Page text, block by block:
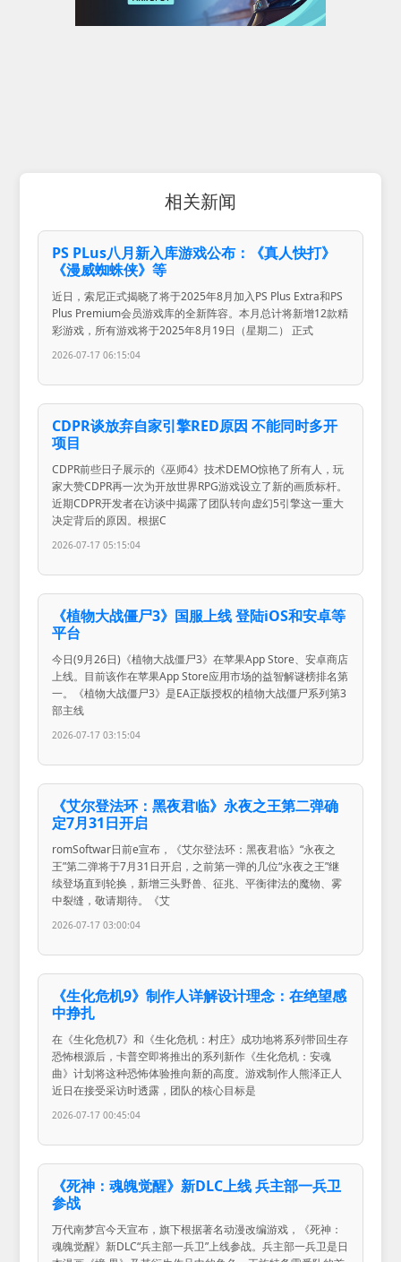
相关新闻
PS PLus八月新入库游戏公布：《真人快打》
《漫威蜘蛛侠》等
近日，索尼正式揭晓了将于2025年8月加入PS Plus Extra和PS
Plus Premium会员游戏库的全新阵容。本月总计将新增12款精
彩游戏，所有游戏将于2025年8月19日（星期二） 正式
2026-07-17 06:15:04
CDPR谈放弃自家引擎RED原因 不能同时多开
项目
CDPR前些日子展示的《巫师4》技术DEMO惊艳了所有人，玩
家大赞CDPR再一次为开放世界RPG游戏设立了新的画质标杆。
近期CDPR开发者在访谈中揭露了团队转向虚幻5引擎这一重大
决定背后的原因。根据C
2026-07-17 05:15:04
《植物大战僵尸3》国服上线 登陆iOS和安卓等
平台
今日(9月26日)《植物大战僵尸3》在苹果App Store、安卓商店
上线。目前该作在苹果App Store应用市场的益智解谜榜排名第
一。《植物大战僵尸3》是EA正版授权的植物大战僵尸系列第3
部主线
2026-07-17 03:15:04
《艾尔登法环：黑夜君临》永夜之王第二弹确
定7月31日开启
romSoftwar日前e宣布，《艾尔登法环：黑夜君临》“永夜之
王”第二弹将于7月31日开启，之前第一弹的几位“永夜之王”继
续登场直到轮换，新增三头野兽、征兆、平衡律法的魔物、雾
中裂缝，敬请期待。《艾
2026-07-17 03:00:04
《生化危机9》制作人详解设计理念：在绝望感
中挣扎
在《生化危机7》和《生化危机：村庄》成功地将系列带回生存
恐怖根源后，卡普空即将推出的系列新作《生化危机：安魂
曲》计划将这种恐怖体验推向新的高度。游戏制作人熊泽正人
近日在接受采访时透露，团队的核心目标是
2026-07-17 00:45:04
《死神：魂魄觉醒》新DLC上线 兵主部一兵卫
参战
万代南梦宫今天宣布，旗下根据著名动漫改编游戏，《死神：
魂魄觉醒》新DLC“兵主部一兵卫”上线参战。兵主部一兵卫是日